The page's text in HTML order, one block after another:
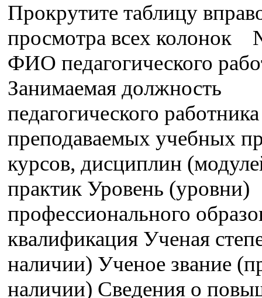
Прокрутите таблицу
просмотра всех колонок
ФИО педагогического
Занимаемая должность
педагогического
преподаваемых учебных
курсов, дисциплин
практик Уровень (уровни)
профессионального
квалификация Ученая
наличии) Ученое звание
наличии) Сведения о